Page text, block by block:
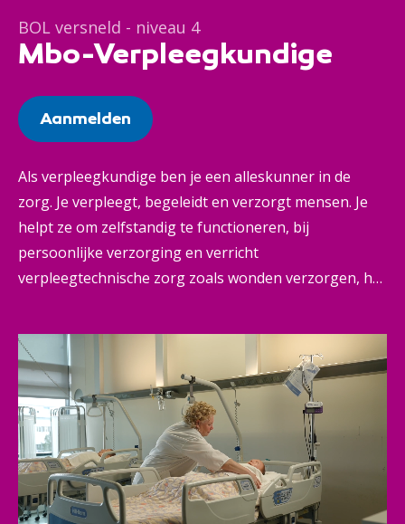
BOL versneld - niveau 4
Mbo-Verpleegkundige
Aanmelden
Als verpleegkundige ben je een alleskunner in de
zorg. Je verpleegt, begeleidt en verzorgt mensen. Je
helpt ze om zelfstandig te functioneren, bij
persoonlijke verzorging en verricht
verpleegtechnische zorg zoals wonden verzorgen, het
ziekte en behandeling en houdt zorgdossiers bij.
Zelfstandig werken, coördineren, overleggen met
andere hulpverleners: je doet het allemaal. Kortom: je
houdt van een beetje actie en afwisseling. Dat maakt
jou een belangrijke kracht in bijvoorbeeld de
ouderenzorg, de thuiszorg of bij andere
zorginstellingen.